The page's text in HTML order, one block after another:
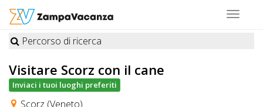
Toggle
STRUTTURE
A
DOG
Percorso di ricerca
Visitare Scorz con il cane
Inviaci i tuoi luoghi preferiti
Scorz (Veneto)